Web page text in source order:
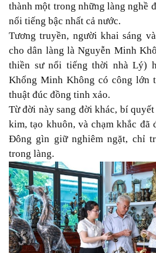
thành một trong những làng nghề
nổi tiếng bậc nhất cả nước.
Tương truyền, người khai sáng
cho dân làng là Nguyễn Minh
thiền sư nổi tiếng thời nhà Lý)
Khổng Minh Không có công lớn
thuật đúc đồng tinh xảo.
Từ đời này sang đời khác, bí
kim, tạo khuôn, và chạm khắc đã
Đông gìn giữ nghiêm ngặt, chỉ
trong làng.